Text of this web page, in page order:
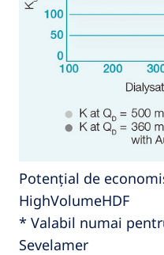
Potențial de
HighVolumeHDF
* Valabil numai
Sevelamer